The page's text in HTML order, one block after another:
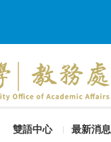
雙語中心 最新消息